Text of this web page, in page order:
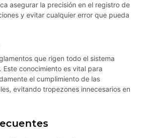
asegurar la precisión en el registro de
y evitar cualquier error que pueda
que rigen todo el sistema
Este conocimiento es vital para
el cumplimiento de las
evitando tropezones innecesarios en